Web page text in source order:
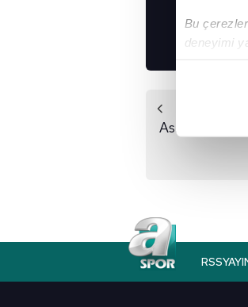
Bu
deneyimi
Her
Sizlere
çerezler
butonuna
Aslan play-off
RSS